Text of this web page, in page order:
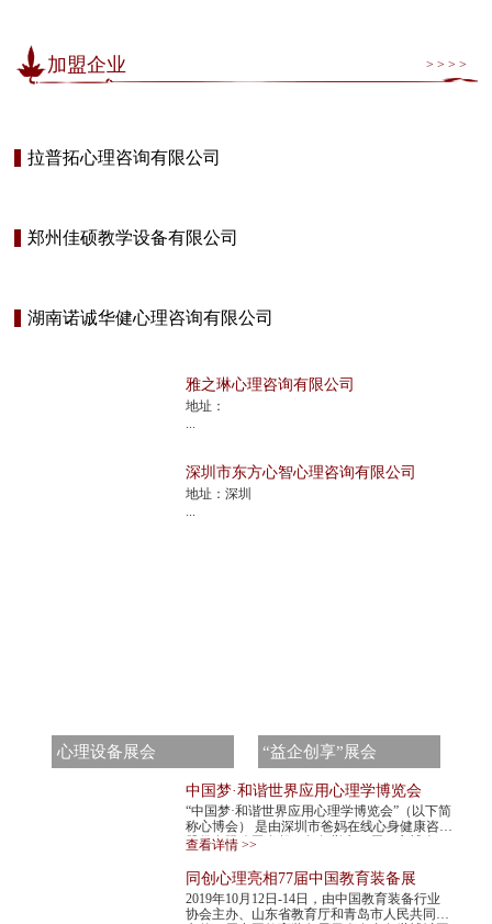
加盟企业 > > > >
拉普拓心理咨询有限公司
郑州佳硕教学设备有限公司
湖南诺诚华健心理咨询有限公司
雅之琳心理咨询有限公司
地址：
深圳市东方心智心理咨询有限公司
地址：深圳
心理设备展会 “益企创享”展会
中国梦·和谐世界应用心理学博览会
“中国梦·和谐世界应用心理学博览会”（以下简
称心博会） 是由深圳市爸妈在线心身健康咨询
股份有限公司发起，每年举办一届。心博会，
不仅是世界民间组织主办的心理学最高级...
查看详情 >>
同创心理亮相77届中国教育装备展
2019年10月12日-14日，由中国教育装备行业
协会主办、山东省教育厅和青岛市人民共同承